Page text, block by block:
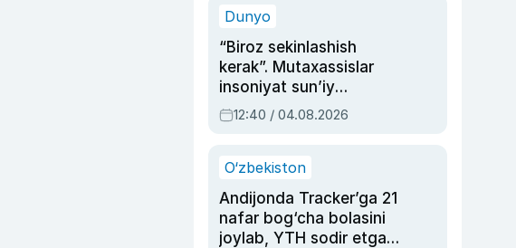
Dunyo
“Biroz sekinlashish
kerak”. Mutaxassislar
insoniyat sun’iy
intellektni boshqara
olmay qolishidan xavotir
12:40 / 04.08.2026
O‘zbekiston
Andijonda Tracker’ga 21
nafar bog‘cha bolasini
joylab, YTH sodir etgan